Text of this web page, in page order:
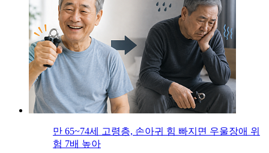
만 65~74세 고령층, 손아귀 힘 빠지면 우울장애 위
험 7배 높아